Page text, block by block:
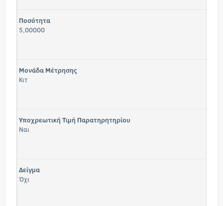
Ποσότητα
5,00000
Μονάδα Μέτρησης
Κιτ
Υποχρεωτική Τιμή Παρατηρητηρίου
Ναι
Δείγμα
Όχι